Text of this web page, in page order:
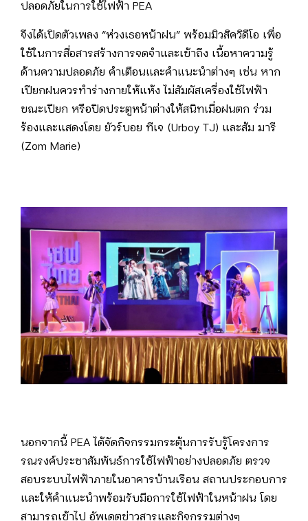
ปลอดภัยในการใช้ไฟฟ้า PEA
จึงได้เปิดตัวเพลง “ห่วงเธอหน้าฝน” พร้อมมิวสิควิดีโอ เพื่อ
ใช้ในการสื่อสารสร้างการจดจำและเข้าถึง เนื้อหาความรู้
ด้านความปลอดภัย คำเตือนและคำแนะนำต่างๆ เช่น หาก
เปียกฝนควรทำร่างกายให้แห้ง ไม่สัมผัสเครื่องใช้ไฟฟ้า
ขณะเปียก หรือปิดประตูหน้าต่างให้สนิทเมื่อฝนตก ร่วม
ร้องและแสดงโดย ยัวร์บอย ทีเจ (Urboy TJ) และส้ม มารี
(Zom Marie)
นอกจากนี้ PEA ได้จัดกิจกรรมกระตุ้นการรับรู้โครงการ
รณรงค์ประชาสัมพันธ์การใช้ไฟฟ้าอย่างปลอดภัย ตรวจ
สอบระบบไฟฟ้าภายในอาคารบ้านเรือน สถานประกอบการ
และให้คำแนะนำพร้อมรับมือการใช้ไฟฟ้าในหน้าฝน โดย
สามารถเข้าไป อัพเดตข่าวสารและกิจกรรมต่างๆ